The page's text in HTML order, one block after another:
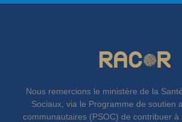
Nous remercions le ministère de la
Sociaux, via le Programme de soutien
communautaires (PSOC) de contribuer à